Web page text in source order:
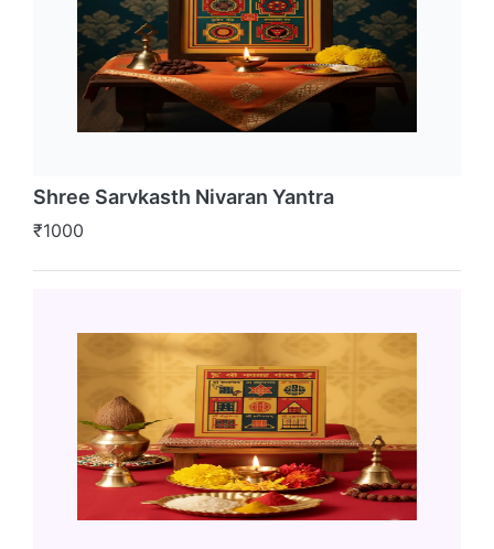
Shree Sarvkasth Nivaran Yantra
₹1000